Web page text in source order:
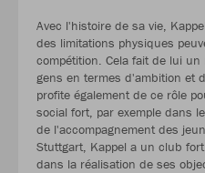
Avec l'histoire de sa vie,
des limitations physiques
compétition. Cela fait de lui
gens en termes d'ambition et
profite également de ce rôle
social fort, par exemple dans
de l'accompagnement des
Stuttgart, Kappel a un club
dans la réalisation de ses